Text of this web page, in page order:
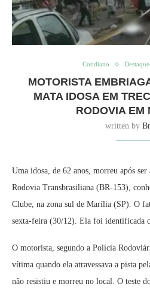
Cotidiano
MOTORISTA
MATA IDOSA EM
RODOVIA EM
written by
Uma idosa, de 62 anos, morreu após
Rodovia Transbrasiliana (BR-153),
Clube, na zona sul de Marília (SP). O
sexta-feira (30/12). Ela foi identificada
O motorista, segundo a Polícia
vítima quando ela atravessava a pista
não resistiu e morreu no local. O teste